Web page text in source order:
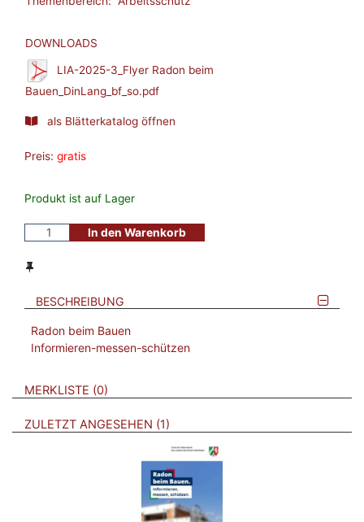
DOWNLOADS
LIA-2025-3_Flyer Radon beim
Bauen_DinLang_bf_so.pdf
als Blätterkatalog öffnen
Preis: gratis
Produkt ist auf Lager
In den Warenkorb
BESCHREIBUNG
Radon beim Bauen
Informieren-messen-schützen
VERWEISE AUF VERMERKTE- ODER ZULETZT ANGESEHENE
MERKLISTE 0 BROSCHÜREN
ZULETZT ANGESEHEN 1 BROSCHÜREN